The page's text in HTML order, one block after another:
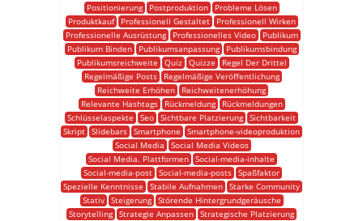
Positionierung
Postproduktion
Probleme Lösen
Produktkauf
Professionell Gestaltet
Professionell Wirken
Professionelle Ausrüstung
Professionelles Video
Publikum
Publikum Binden
Publikumsanpassung
Publikumsbindung
Publikumsreichweite
Quiz Quizze
Regel Der Drittel
Regelmäßige Posts
Regelmäßige Veröffentlichung
Reichweite Erhöhen
Reichweitenerhöhung
Relevante Hashtags
Rückmeldung
Rückmeldungen
Schlüsselaspekte
Seo Sichtbare Platzierung Sichtbarkeit
Skript Slidebars Smartphone
Smartphone-videoproduktion
Social Media
Social Media Videos
Social Media. Plattformen Social-media-inhalte
Social-media-post Social-media-posts Spaßfaktor
Spezielle Kenntnisse
Stabile Aufnahmen Starke Community
Stativ
Steigerung
Störende Hintergrundgeräusche
Storytelling Strategie Anpassen Strategische Platzierung